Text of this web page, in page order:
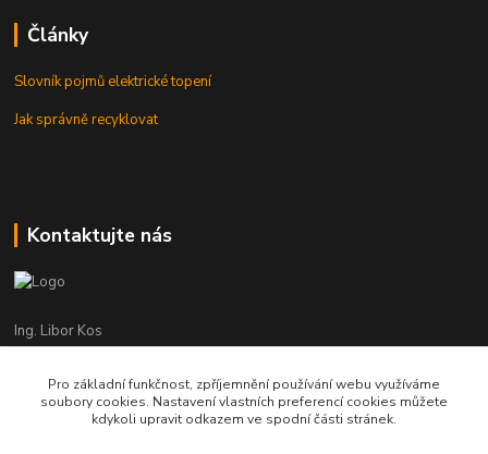
Články
Slovník pojmů elektrické topení
Jak správně recyklovat
Kontaktujte nás
Ing. Libor Kos
+420 601 555 225
(Po-Pá: 8-17:00 hod.)
info@infrasystemy.cz
Pro základní funkčnost, zpříjemnění používání webu využíváme
soubory cookies. Nastavení vlastních preferencí cookies můžete
kdykoli upravit odkazem ve spodní části stránek.